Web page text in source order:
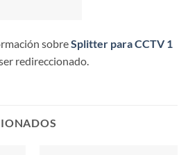
sobreSplitter para CCTV 1
redireccionado.